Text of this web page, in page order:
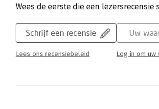
Wees de eerste die een lezersrecensie
Schrijf een recensie
Lees ons recensiebeleid
Uw
Log in om uw